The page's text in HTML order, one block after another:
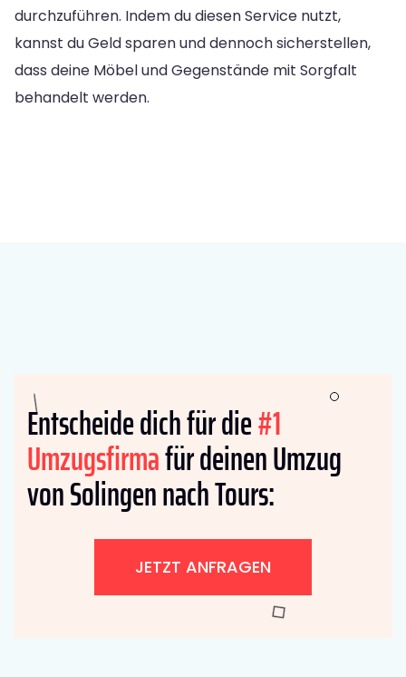
durchzuführen. Indem du diesen Service nutzt,
kannst du Geld sparen und dennoch sicherstellen,
dass deine Möbel und Gegenstände mit Sorgfalt
behandelt werden.
Entscheide dich für die#1
Umzugsfirmafür deinen Umzug
von Solingen nach Tours:
JETZT ANFRAGEN